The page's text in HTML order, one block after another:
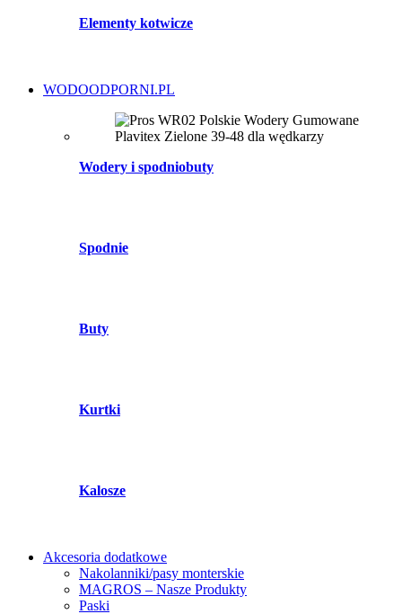
Elementy kotwicze
WODOODPORNI.PL
Wodery i spodniobuty
Spodnie
Buty
Kurtki
Kalosze
Akcesoria dodatkowe
Nakolanniki/pasy monterskie
MAGROS – Nasze Produkty
Paski